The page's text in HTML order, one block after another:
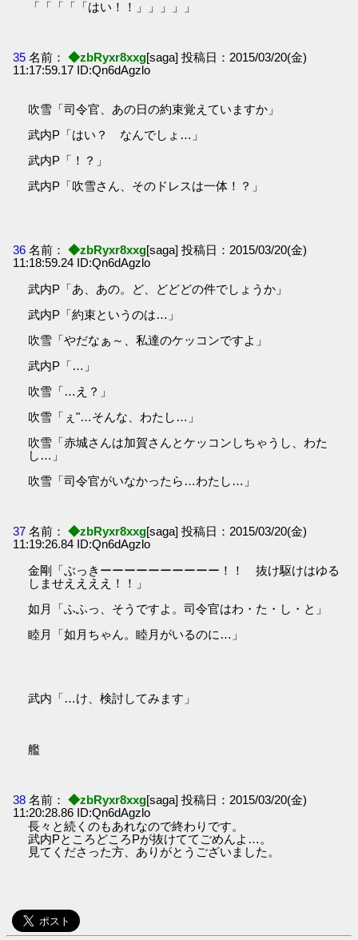
「「「「「はい！！」」」」」
35 名前： ◆zbRyxr8xxg[saga] 投稿日：2015/03/20(金)
11:17:59.17 ID:Qn6dAgzlo
吹雪「司令官、あの日の約束覚えていますか」
武内P「はい？ なんでしょ…」
武内P「！？」
武内P「吹雪さん、そのドレスは一体！？」
36 名前： ◆zbRyxr8xxg[saga] 投稿日：2015/03/20(金)
11:18:59.24 ID:Qn6dAgzlo
武内P「あ、あの。ど、どどどの件でしょうか」
武内P「約束というのは…」
吹雪「やだなぁ～、私達のケッコンですよ」
武内P「…」
吹雪「…え？」
吹雪「ぇ"…そんな、わたし…」
吹雪「赤城さんは加賀さんとケッコンしちゃうし、わた
し…」
吹雪「司令官がいなかったら…わたし…」
37 名前： ◆zbRyxr8xxg[saga] 投稿日：2015/03/20(金)
11:19:26.84 ID:Qn6dAgzlo
金剛「ぶっきーーーーーーーーーー！！ 抜け駆けはゆる
しませええええ！！」
如月「ふふっ、そうですよ。司令官はわ・た・し・と」
睦月「如月ちゃん。睦月がいるのに…」
武内「…け、検討してみます」
艦
38 名前： ◆zbRyxr8xxg[saga] 投稿日：2015/03/20(金)
11:20:28.86 ID:Qn6dAgzlo
長々と続くのもあれなので終わりです。
武内PところどころPが抜けててごめんよ…。
見てくださった方、ありがとうございました。